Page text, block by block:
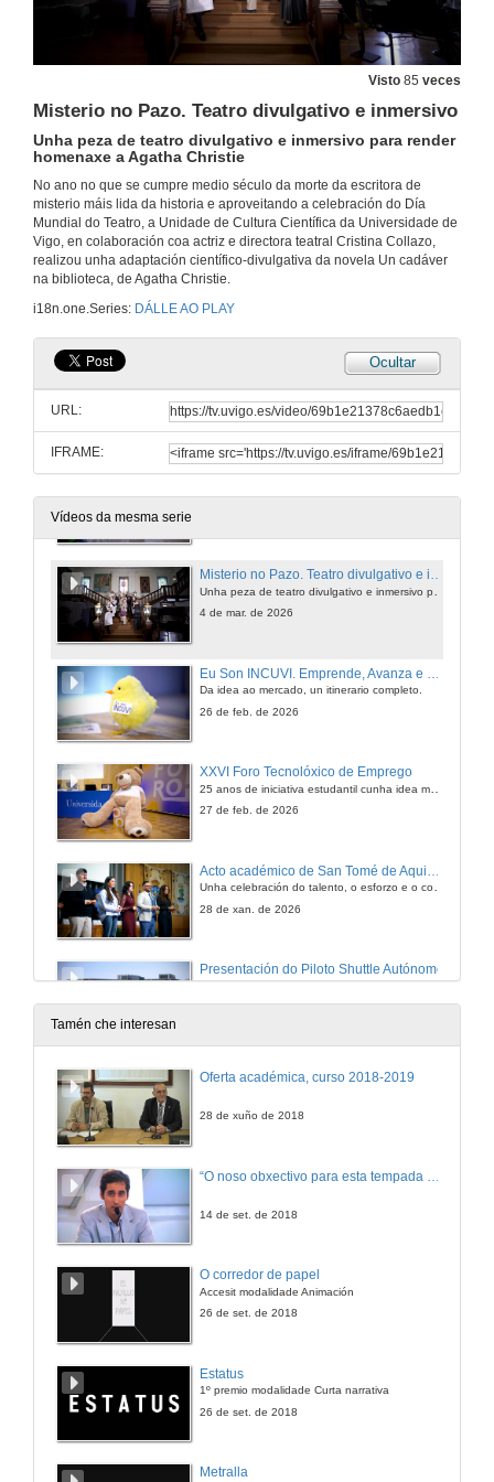
Visto 85 veces
Misterio no Pazo. Teatro divulgativo e inmersivo
Unha peza de teatro divulgativo e inmersivo para render
homenaxe a Agatha Christie
No ano no que se cumpre medio século da morte da escritora de
misterio máis lida da historia e aproveitando a celebración do Día
Mundial do Teatro, a Unidade de Cultura Científica da Universidade de
Vigo, en colaboración coa actriz e directora teatral Cristina Collazo,
realizou unha adaptación científico-divulgativa da novela Un cadáver
na biblioteca, de Agatha Christie.
i18n.one.Series: DÁLLE AO PLAY
Ocultar
URL:
IFRAME:
Vídeos da mesma serie
26 de xuño de 2026
Acto de toma de posesión da reitora da Universidade de Vigo. Período 2026-2032
25 de xuño de 2026
Mercado de Sabarís (Baiona)
29 de maio de 2026
19 de maio de 2026
Premios Consello Social UVigo Humana
Galardoadas a Fundación Mujeres por África, no ámbito internacional e á asociación Bicos de Papel, no ámbito galego. O Consello Social tamén premia os mellores TFG, TFM e teses en materia de Axenda 2030
30 de abr. de 2026
9ª Competición de robots da Escola de Enxeñaría Industrial
Misterio no Pazo. Teatro divulgativo e inmersivo
4 de mar. de 2026
Da idea ao mercado, un itinerario completo.
26 de feb. de 2026
XXVI Foro Tecnolóxico de Emprego
27 de feb. de 2026
Unha celebración do talento, o esforzo e o compromiso do alumnado da UVigo. No acto institucional entregouse a cifra récord de 218 premios
28 de xan. de 2026
Presentación do Piloto Shuttle Autónomo
22 de xan. de 2026
Coa creatividade e a súa relación co coñecemento científico como eixo do evento, baixo o lema “Conciencias creativas” esta xornada de lecer e divulgación está confomada por obradoiros, xogos, charlas e espectáculos.
GIAA 2025
Tamén che interesan
Oferta académica, curso 2018-2019
28 de xuño de 2018
14 de set. de 2018
O corredor de papel
Accesit modalidade Animación
26 de set. de 2018
Estatus
1º premio modalidade Curta narrativa
26 de set. de 2018
Metralla